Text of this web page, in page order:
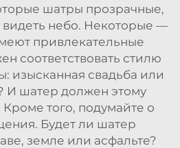
шатры прозрачные,
небо. Некоторые —
привлекательные
соответствовать стилю
изысканная свадьба или
И шатер должен этому
Кроме того, подумайте о
Будет ли шатер
земле или асфальте?